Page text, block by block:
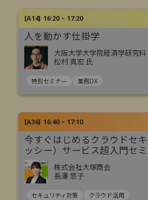
[A14] 16:20 ~ 17:20
人を動かす仕掛学
大阪大学大学院経済学研究科
松村 真宏 氏
特別セミナー 業務DX
[A36] 16:40 ~ 17:10
今すぐはじめるクラウドセ
ッシー）サービス超入門セ
株式会社大塚商会
長澤 悠子
セキュリティ対策 クラウド活用